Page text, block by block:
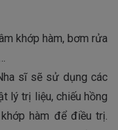
khớp hàm, bơm rửa
sĩ sẽ sử dụng các
lý trị liệu, chiếu hồng
hàm để điều trị.